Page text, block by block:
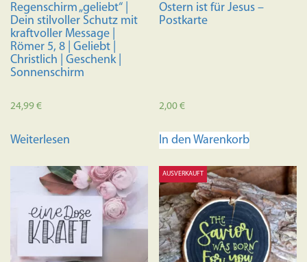
Regenschirm „geliebt“ |
Dein stilvoller Schutz mit
kraftvoller Message |
Römer 5, 8 | Geliebt |
Christlich | Geschenk |
Sonnenschirm
24,99€
Weiterlesen
Ostern ist für Jesus –
Postkarte
2,00€
In den Warenkorb
AUSVERKAUFT